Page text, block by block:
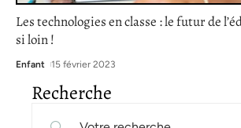
Les technologies en classe : le futur de
si loin !
Enfant 15 février 2023
Recherche